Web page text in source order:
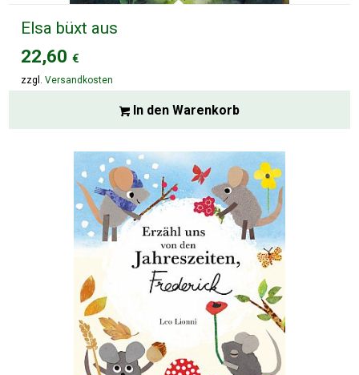
Elsa büxt aus
22,60€
zzgl.Versandkosten
In den Warenkorb